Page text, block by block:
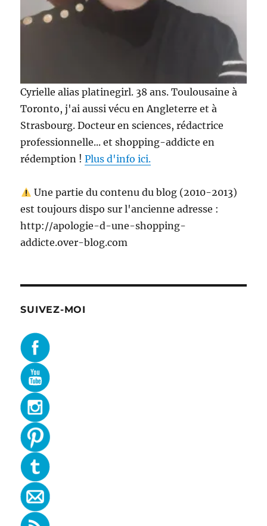
Cyrielle alias platinegirl. 38 ans. Toulousaine à
Toronto, j'ai aussi vécu en Angleterre et à
Strasbourg. Docteur en sciences, rédactrice
professionnelle... et shopping-addicte en
rédemption !Plus d'info ici.
Une partie du contenu du blog (2010-2013)
est toujours dispo sur l'ancienne adresse :
http://apologie-d-une-shopping-
addicte.over-blog.com
SUIVEZ-MOI